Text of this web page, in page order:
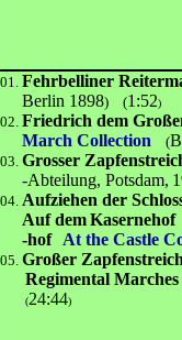
01.Fehrbelliner
Berlin 1898) (1:52)
02.Friedrich dem
MarchCollection (
03.Grosser
-Abteilung, Potsdam,
04.Aufziehen der
Auf demKasernehof
-hof
At the Castle
05.Großer
Regimental Marches
(24:44)